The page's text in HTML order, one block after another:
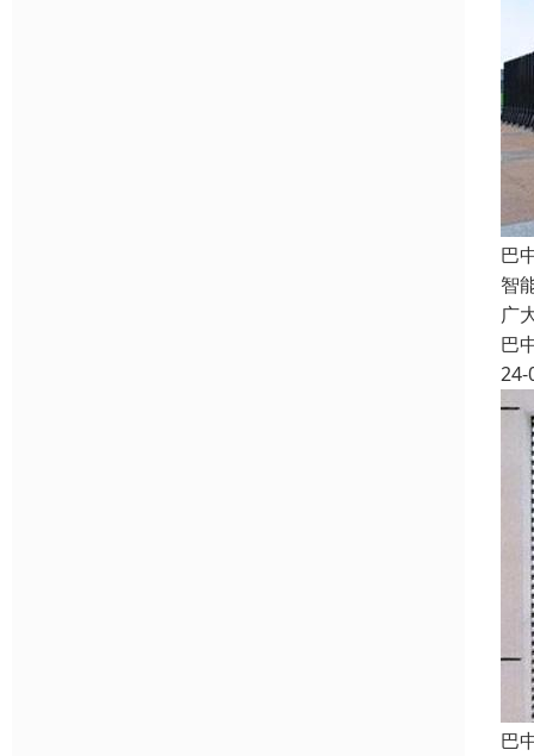
巴
智
广
巴
24-
巴